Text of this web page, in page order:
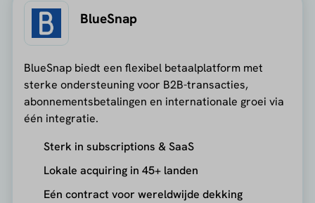
BlueSnap
BlueSnap biedt een flexibel betaalplatform met
sterke ondersteuning voor B2B-transacties,
abonnementsbetalingen en internationale groei via
één integratie.
Sterk in subscriptions & SaaS
Lokale acquiring in 45+ landen
Eén contract voor wereldwijde dekking